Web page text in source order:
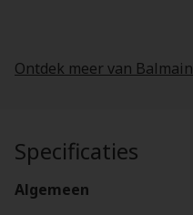
Ontdek meer van Balmain
Specificaties
Algemeen